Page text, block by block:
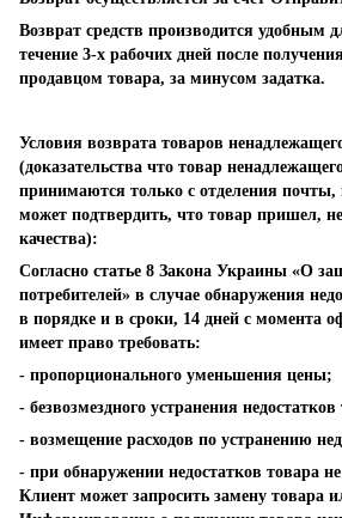
Возврат средств производится удобным
течение 3-х рабочих дней после
продавцом товара, за минусом задатка.
Условия возврата товаров
(доказательства что товар
принимаются только с отделения почты,
может подтвердить, что товар пришел,
качества):
Согласно статье 8 Закона Украины «О
потребителей» в случае обнаружения
в порядке и в сроки, 14 дней с момента
имеет право требовать:
- пропорционального уменьшения цены;
- безвозмездного устранения недостатков
- возмещение расходов по устранению
- при обнаружении недостатков товара
Клиент может запросить замену товара